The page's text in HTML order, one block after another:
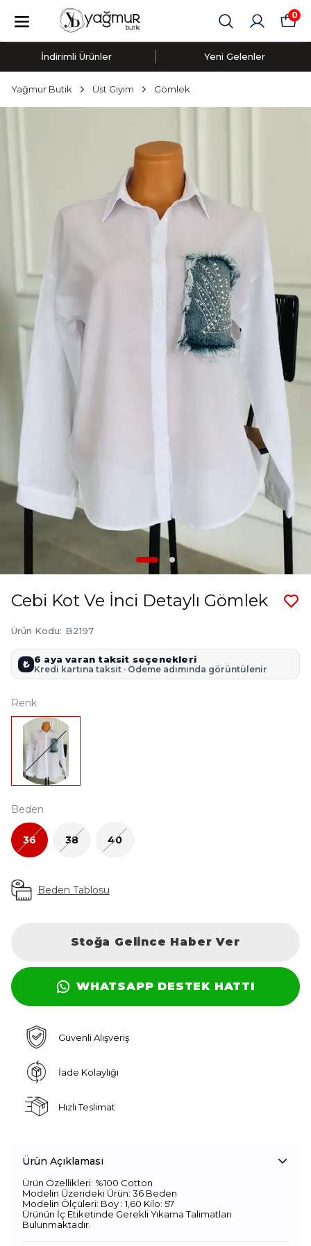
0
İndirimli Ürünler Yeni Gelenler
Yağmur Butik Üst Giyim Gömlek
Cebi Kot Ve İnci Detaylı Gömlek
Ürün Kodu: B2197
₺ 6 aya varan taksit seçenekleri
Kredi kartına taksit · Ödeme adımında görüntülenir
Renk
Beden
36 38 40
Beden Tablosu
Stoğa Gelince Haber Ver
WHATSAPP DESTEK HATTI
Güvenli Alışveriş
İade Kolaylığı
Hızlı Teslimat
Ürün Açıklaması
Ürün Özellikleri: %100 Cotton
Modelin Üzerideki Ürün: 36 Beden
Modelin Ölçüleri: Boy : 1,60 Kilo: 57
Ürünün İç Etiketinde Gerekli Yıkama Talimatları
Bulunmaktadır.